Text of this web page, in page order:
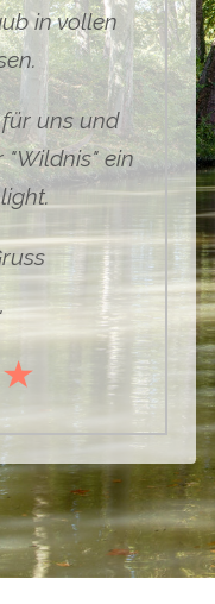
in vollen
uns und
"Wildnis" ein